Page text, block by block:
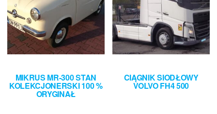
MIKRUS MR-300 STAN
KOLEKCJONERSKI 100 %
ORYGINAŁ
CIĄGNIK SIODŁOWY
VOLVO FH4 500